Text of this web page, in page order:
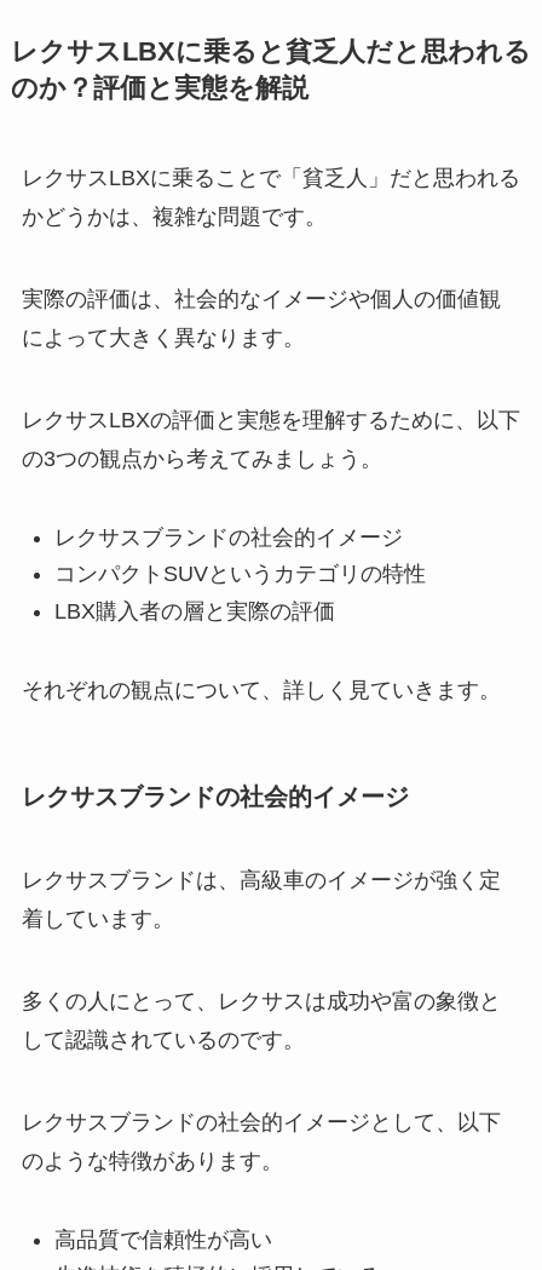
レクサスLBXに乗ると貧乏人だと思われる
のか？評価と実態を解説
レクサスLBXに乗ることで「貧乏人」だと思われる
かどうかは、複雑な問題です。
実際の評価は、社会的なイメージや個人の価値観
によって大きく異なります。
レクサスLBXの評価と実態を理解するために、以下
の3つの観点から考えてみましょう。
レクサスブランドの社会的イメージ
コンパクトSUVというカテゴリの特性
LBX購入者の層と実際の評価
それぞれの観点について、詳しく見ていきます。
レクサスブランドの社会的イメージ
レクサスブランドは、高級車のイメージが強く定
着しています。
多くの人にとって、レクサスは成功や富の象徴と
して認識されているのです。
レクサスブランドの社会的イメージとして、以下
のような特徴があります。
高品質で信頼性が高い